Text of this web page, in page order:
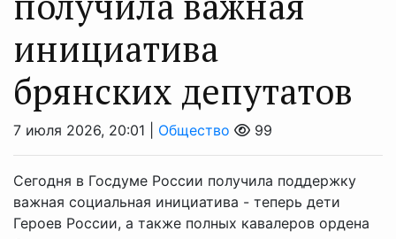
инициатива
брянских депутатов
7 июля 2026, 20:01 | Общество 99
Сегодня в Госдуме России получила поддержку
важная социальная инициатива - теперь дети
Героев России, а также полных кавалеров ордена